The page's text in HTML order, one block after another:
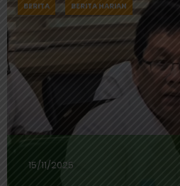
15/11/2025
BERITA BERITA HARIAN